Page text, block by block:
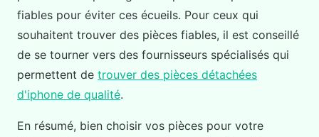
fiables pour éviter ces écueils. Pour ceux qui
souhaitent trouver des pièces fiables, il est conseillé
de se tourner vers des fournisseurs spécialisés qui
permettent de trouver des pièces détachées
d'iphone de qualité.
En résumé, bien choisir vos pièces pour votre